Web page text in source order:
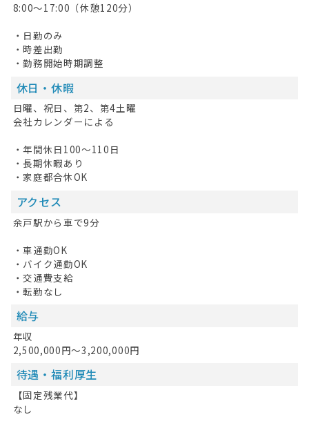
8:00～17:00（休憩120分）
・日勤のみ
・時差出勤
・勤務開始時期調整
休日・休暇
日曜、祝日、第2、第4土曜
会社カレンダーによる
・年間休日100～110日
・長期休暇あり
・家庭都合休OK
アクセス
余戸駅から車で9分
・車通勤OK
・バイク通勤OK
・交通費支給
・転勤なし
給与
年収
2,500,000円～3,200,000円
待遇・福利厚生
【固定残業代】
なし